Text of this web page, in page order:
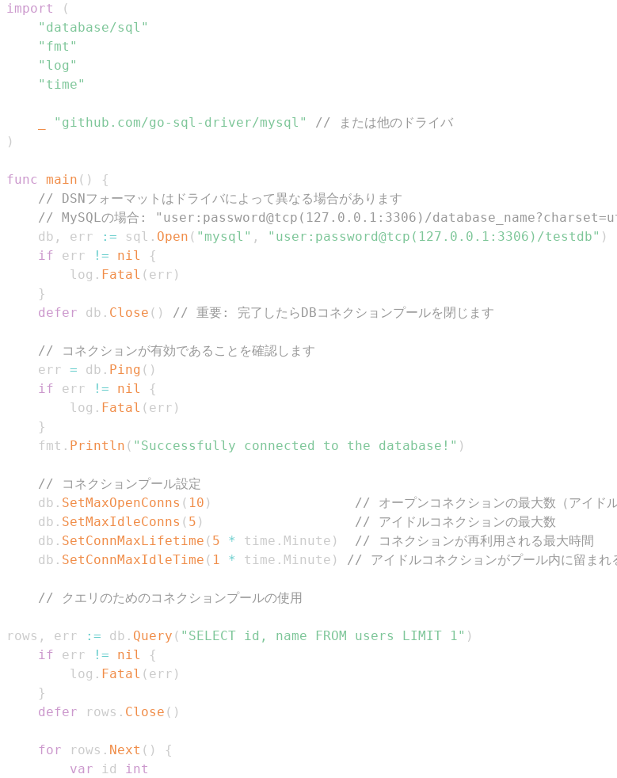
import
(
"database/sql"
"fmt"
"log"
"time"
"github.com/go-sql-driver/mysql"
// または他のドライバ
)
func main ( )
{
// DSNフォーマットはドライバによって異なる場合があります
// MySQLの場合: "user:password@tcp(127.0.0.1:3306)/
	db
, err := sql . Open ( "mysql" , "user:password@tcp(127.0.0.1:3306)/testdb" )
if err != nil
{
		log
. Fatal ( err )
}
defer db . Close ( ) // 重要: 完了したらDBコネクションプールを閉じます
// コネクションが有効であることを確認します
	err
= db . Ping ( )
if err != nil
{
		log
. Fatal ( err )
}
	fmt
. Println ( "Successfully connected to the database!" )
// コネクションプール設定
	db
. SetMaxOpenConns ( 10 )
// オープンコネクションの最大数（アイドル
	db
. SetMaxIdleConns ( 5 )
// アイドルコネクションの最大数
	db
. SetConnMaxLifetime ( 5 * time . Minute )
// コネクションが再利用される最大時間
	db
. SetConnMaxIdleTime ( 1 * time . Minute ) // アイドルコネクションがプール内に留まれ
// クエリのためのコネクションプールの使用
rows , err := db . Query ( "SELECT id, name FROM users LIMIT 1" )
if err != nil
{
		log
. Fatal ( err )
}
defer rows . Close ( )
for rows . Next ( )
{
var id int